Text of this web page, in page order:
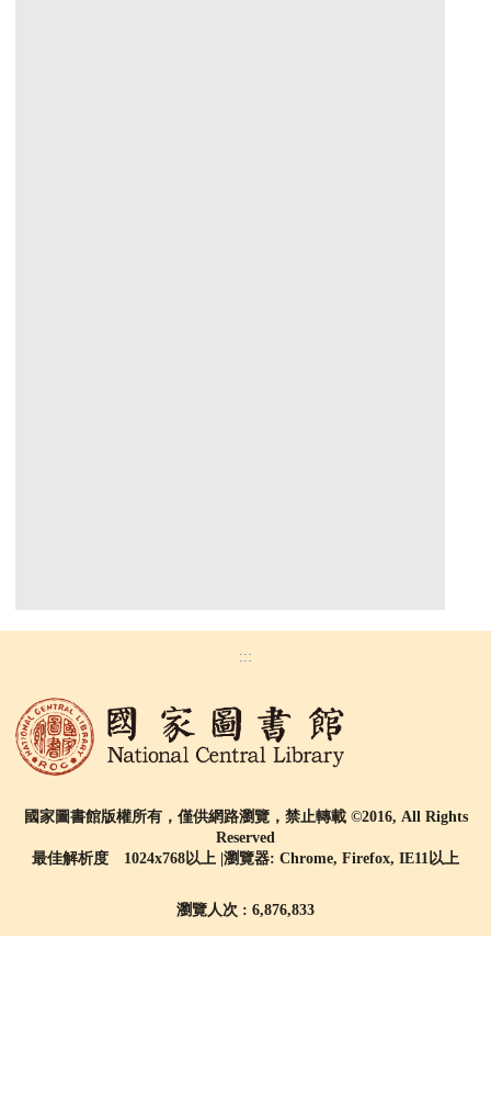
:::
國家圖書館版權所有，僅供網路瀏覽，禁止轉載 ©2016, All Rights
Reserved
最佳解析度 1024x768以上 |瀏覽器: Chrome, Firefox, IE11以上
瀏覽人次 : 6,876,833